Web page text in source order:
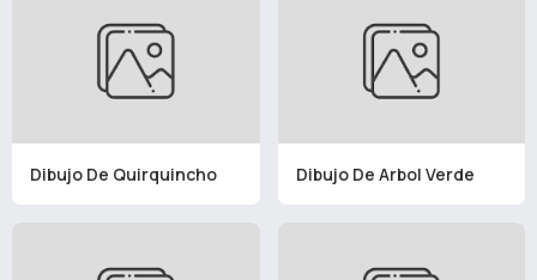
Dibujo De Quirquincho Dibujo De Arbol Verde